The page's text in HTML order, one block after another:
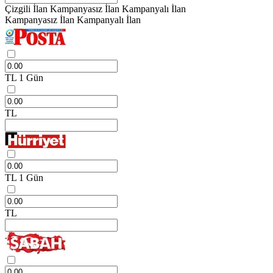
Çizgili İlan Kampanyasız İlan Kampanyalı İlan
Kampanyasız İlan Kampanyalı İlan
TL 1 Gün
TL
TL 1 Gün
TL